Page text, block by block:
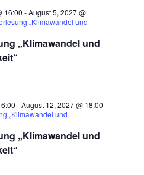
„Klimawandel und
16:00 -August 5, 2027 @
„Klimawandel und
„Klimawandel und
-August 12, 2027 @ 18:00
„Klimawandel und